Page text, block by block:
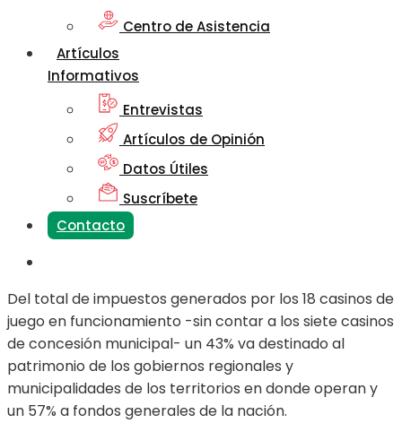
Centro de Asistencia
Artículos
Informativos
Entrevistas
Artículos de Opinión
Datos Útiles
Suscríbete
Contacto
Del total de impuestos generados por los 18 casinos de
juego en funcionamiento -sin contar a los siete casinos
de concesión municipal- un 43% va destinado al
patrimonio de los gobiernos regionales y
municipalidades de los territorios en donde operan y
un 57% a fondos generales de la nación.